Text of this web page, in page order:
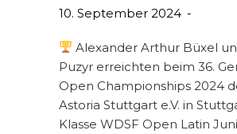
10. September 2024
Alexander Arthur Büxel
Puzyr erreichten beim 36.
Open Championships 2024
Astoria Stuttgart e.V. in
Klasse WDSF Open Latin